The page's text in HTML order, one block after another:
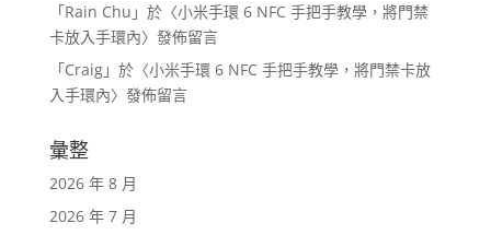
「Rain Chu 」於〈小米手環 6 NFC 手把手教學，將門禁
卡放入手環內〉發佈留言
「Craig」於〈小米手環 6 NFC 手把手教學，將門禁卡放
入手環內〉發佈留言
彙整
2026 年 8 月
2026 年 7 月